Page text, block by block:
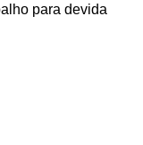
para devida